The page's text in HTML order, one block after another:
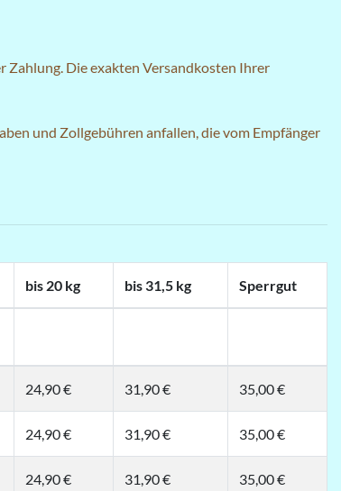
Zahlung. Die exakten Versandkosten Ihrer
und Zollgebühren anfallen, die vom Empfänger
bis 20 kg bis 31,5 kg Sperrgut
24,90 € 31,90 € 35,00 €
24,90 € 31,90 € 35,00 €
24,90 € 31,90 € 35,00 €